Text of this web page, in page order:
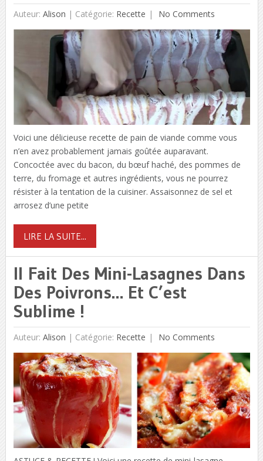
Auteur: Alison | Catégorie: Recette No Comments
Voici une délicieuse recette de pain de viande comme vous
n’en avez probablement jamais goûtée auparavant.
Concoctée avec du bacon, du bœuf haché, des pommes de
terre, du fromage et autres ingrédients, vous ne pourrez
résister à la tentation de la cuisiner. Assaisonnez de sel et
arrosez d’une petite
LIRE LA SUITE...
Il Fait Des Mini-Lasagnes Dans
Des Poivrons… Et C’est
Sublime !
Auteur: Alison | Catégorie: Recette No Comments